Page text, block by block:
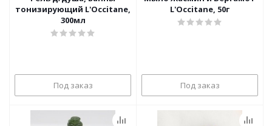
тонизирующий L'Occitane,
300мл
Под заказ
L'Occitane, 50г
Под заказ